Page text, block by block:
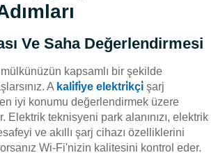
Ve Saha Değerlendirmesi
kapsamlı bir şekilde
A kali̇fi̇ye elektri̇kçi̇ şarj
iyi konumu değerlendirmek üzere
Elektrik teknisyeni park alanınızı, elektrik
ve akıllı şarj cihazı özelliklerini
Wi-Fi'nizin kalitesini kontrol eder.